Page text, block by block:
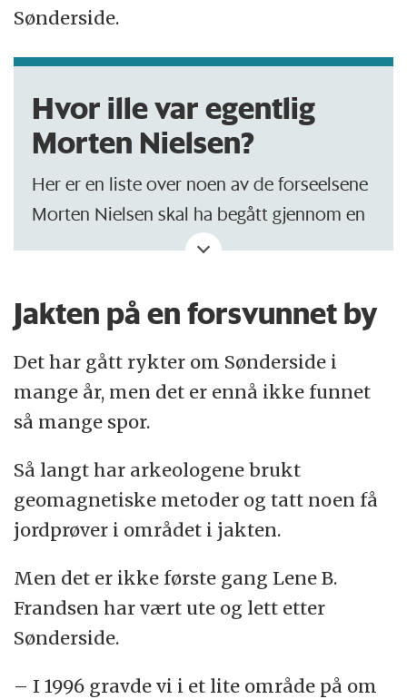
Sønderside.
Hvor ille var egentlig
Morten Nielsen?
Her er en liste over noen av de forseelsene
Morten Nielsen skal ha begått gjennom en
årrekke, ifølge boken Gamle Sydvestjyske
I 1599 brukte Nielsen kniv mot J. Jessen i
Rejsby og fikk en bot på 5 daler.
Knud i byen Ho og fikk en bot på 30 daler.
I 1605 slo han Th. Jørgensen fra Sønderside.
I 1611 stakk Nielsen ned en annen J. Jessen,
som kom fra Bredmose, og i samme
slengen rev han i stykker Mads Jensens
Jakten på en forsvunnet by
Det har gått rykter om Sønderside i
mange år, men det er ennå ikke funnet
så mange spor.
Så langt har arkeologene brukt
geomagnetiske metoder og tatt noen få
jordprøver i området i jakten.
Men det er ikke første gang Lene B.
Frandsen har vært ute og lett etter
Sønderside.
– I 1996 gravde vi i et lite område på om